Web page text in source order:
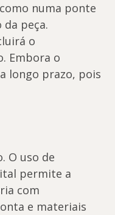
numa ponte
peça.
o
Embora o
longo prazo, pois
O uso de
permite a
com
e materiais